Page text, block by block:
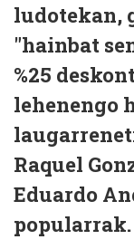
ludotekan,
"hainbat
%25
lehenengo
Raquel
Eduardo
popularrak.